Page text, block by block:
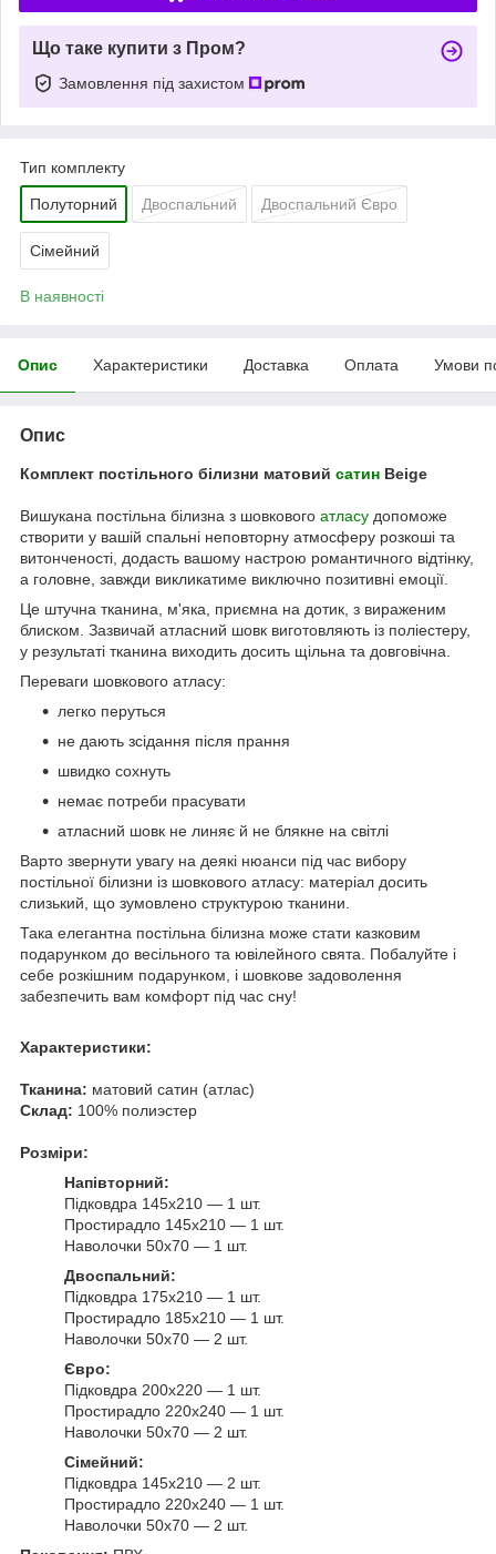
Що таке купити з Пром?
Замовлення під захистом
Тип комплекту
Полуторний Двоспальний Двоспальний Євро
Сімейний
В наявності
Опис Характеристики Доставка Оплата Умови
Опис
Комплект постільного білизни матовий сатин Beige
Вишукана постільна білизна з шовкового атласу допоможе
створити у вашій спальні неповторну атмосферу розкоші та
витонченості, додасть вашому настрою романтичного відтінку,
а головне, завжди викликатиме виключно позитивні емоції.
Це штучна тканина, м'яка, приємна на дотик, з вираженим
блиском. Зазвичай атласний шовк виготовляють із поліестеру,
у результаті тканина виходить досить щільна та довговічна.
Переваги шовкового атласу:
легко перуться
не дають зсідання після прання
швидко сохнуть
немає потреби прасувати
атласний шовк не линяє й не блякне на світлі
Варто звернути увагу на деякі нюанси під час вибору
постільної білизни із шовкового атласу: матеріал досить
слизький, що зумовлено структурою тканини.
Така елегантна постільна білизна може стати казковим
подарунком до весільного та ювілейного свята. Побалуйте і
себе розкішним подарунком, і шовкове задоволення
забезпечить вам комфорт під час сну!
Характеристики:
Тканина: матовий сатин (атлас)
Склад: 100% полиэстер
Розміри:
Напівторний:
Підковдра 145х210 — 1 шт.
Простирадло 145х210 — 1 шт.
Наволочки 50х70 — 1 шт.
Двоспальний:
Підковдра 175х210 — 1 шт.
Простирадло 185х210 — 1 шт.
Наволочки 50х70 — 2 шт.
Євро:
Підковдра 200х220 — 1 шт.
Простирадло 220х240 — 1 шт.
Наволочки 50х70 — 2 шт.
Сімейний:
Підковдра 145х210 — 2 шт.
Простирадло 220х240 — 1 шт.
Наволочки 50х70 — 2 шт.